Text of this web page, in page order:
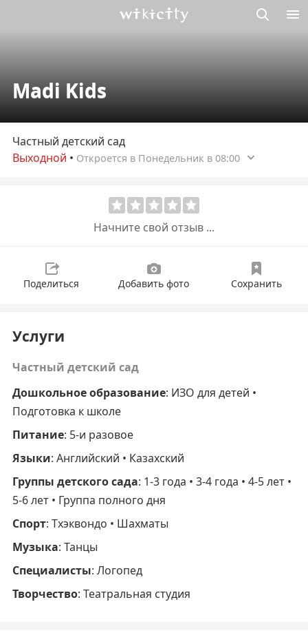
Madi Kids
Частный детский сад
Выходной • Откроется в Понедельник в 08:00
Начните свой отзыв ...
Поделиться Добавить фото Сохранить
Услуги
Частный детский сад
Дошкольное образование: ИЗО для детей •
Подготовка к школе
Питание: 5-и разовое
Языки: Английский • Казахский
Группы детского сада: 1-3 года • 3-4 года • 4-5 лет •
5-6 лет • Группа полного дня
Спорт: Тхэквондо • Шахматы
Музыка: Танцы
Специалисты: Логопед
Творчество: Театральная студия